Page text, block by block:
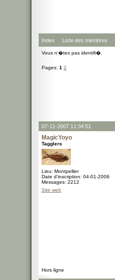
Index Liste des membres
Vous n'�tes pas identifi�.
Pages: 1 2
07-11-2007 11:34:51
MagicYoyo
Tagglers
Lieu: Montpellier
Date d'inscription: 04-01-2006
Messages: 2212
Site web
Hors ligne